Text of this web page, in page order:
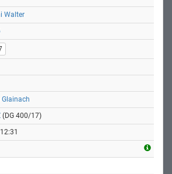
Walter
Glainach
(DG 400/17)